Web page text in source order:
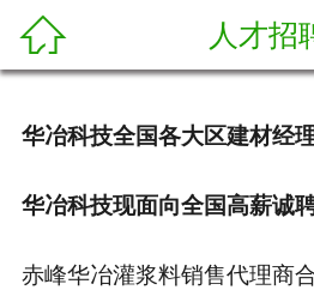
 人才招
华冶科技全国各大区建材经
华冶科技现面向全国高薪诚
赤峰华冶灌浆料销售代理商